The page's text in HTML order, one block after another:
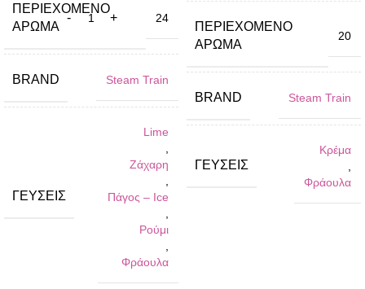
ΠΕΡΙΈΧΟΜΕΝΟ
ΆΡΩΜΑ
24
BRAND Steam Train
ΓΕΎΣΕΙΣ
Lime
Ζάχαρη
Πάγος – Ιce
Ρούμι
Φράουλα
ΠΕΡΙΈΧΟΜΕΝΟ
ΆΡΩΜΑ
20
BRAND Steam Train
ΓΕΎΣΕΙΣ
Κρέμα
Φράουλα